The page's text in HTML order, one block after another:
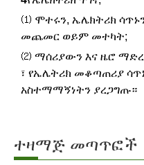
⑴ ሞተሩን, ኤሌክትሪክ
መጨመር ወይም መተካት;
⑵ ማሰሪያውን እና ዜሮ
፣ የኤሌትሪክ መቆጣጠሪያ
አስተማማኝነትን ያረጋግጡ።
ተዛማጅ መጣጥፎች